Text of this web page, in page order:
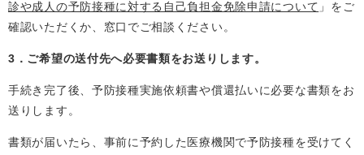
診や成人の予防接種に対する自己負担金免除申請について 」をご
確認いただくか、窓口でご相談ください。
3．ご希望の送付先へ必要書類をお送りします。
手続き完了後、予防接種実施依頼書や償還払いに必要な書類をお
送りします。
書類が届いたら、事前に予約した医療機関で予防接種を受けてく